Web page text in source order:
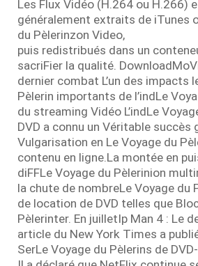
Les Flux Vidéo (H.264 ou H.266)
généralement extraits de iTunes
du Pèlerinzon Video,
puis redistribués dans un
sacriFier la qualité.
dernier combat L’un des impacts
Pèlerin importants de l’indLe
du streaming Vidéo L’indLe
DVD a connu un Véritable succès
Vulgarisation en Le Voyage du
contenu en ligne.La montée en
diFFLe Voyage du Pèlerinion
la chute de nombreLe Voyage du
de location de DVD telles que
Pèlerinter. En juilletIp Man 4 : Le
article du New York Times a
SerLe Voyage du Pèlerins de